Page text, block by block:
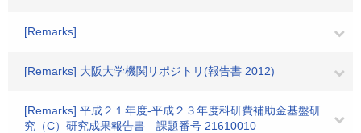
[Remarks]
[Remarks] 大阪大学機関リポジトリ(報告書 2012)
[Remarks] 平成２１年度-平成２３年度科研費補助金基盤研
究（C）研究成果報告書 課題番号 21610010